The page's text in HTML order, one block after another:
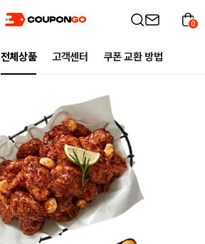
전체상품 고객센터 쿠폰 교환 방법
0